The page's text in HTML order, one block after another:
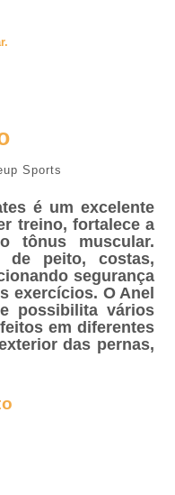
Sports
é um excelente
treino, fortalece a
tônus muscular.
de peito, costas,
segurança
exercícios. O Anel
possibilita vários
em diferentes
das pernas,